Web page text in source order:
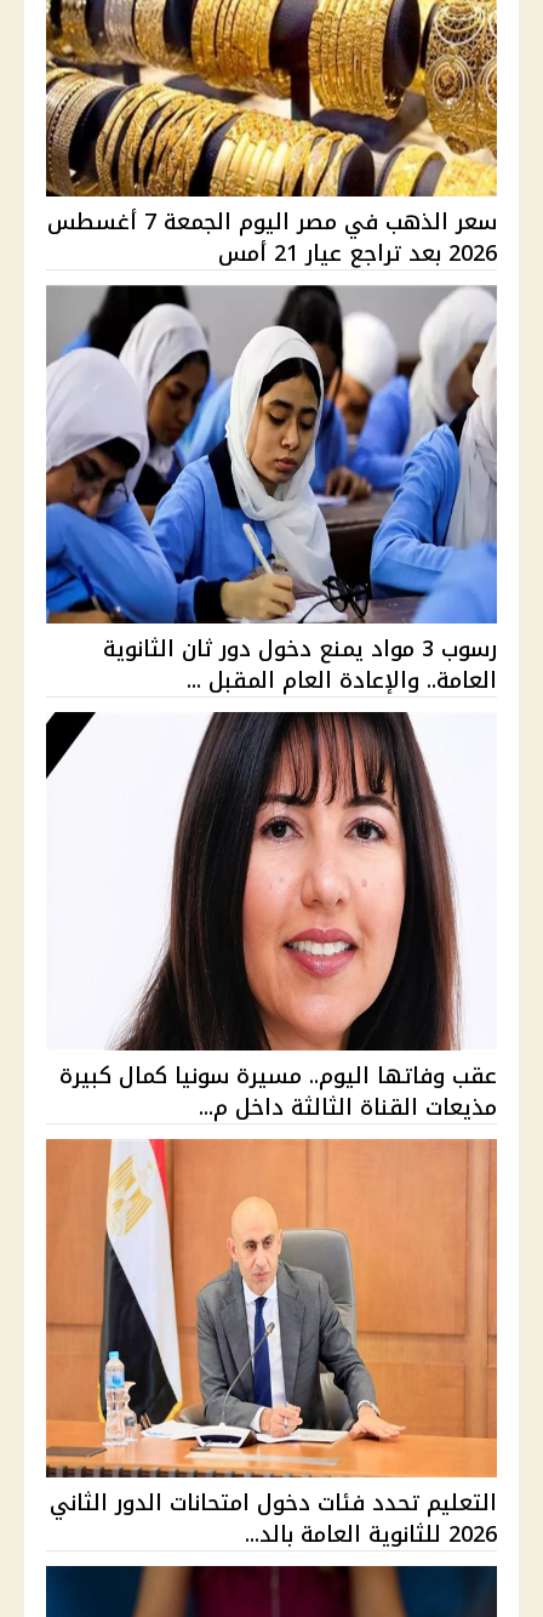
سعر الذهب في مصر اليوم الجمعة 7 أغسطس
2026 بعد تراجع عيار 21 أمس
رسوب 3 مواد يمنع دخول دور ثان الثانوية
العامة.. والإعادة العام المقبل ...
عقب وفاتها اليوم.. مسيرة سونيا كمال كبيرة
مذيعات القناة الثالثة داخل م...
التعليم تحدد فئات دخول امتحانات الدور الثاني
2026 للثانوية العامة بالد...